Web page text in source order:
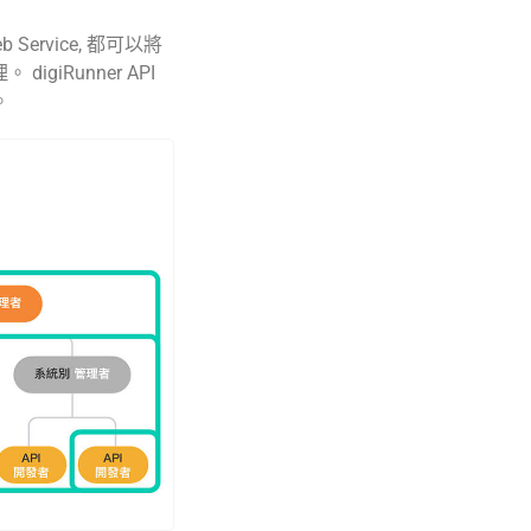
Service, 都可以將
digiRunner API